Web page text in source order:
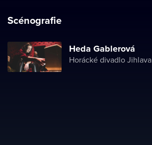
Scénografie
Heda Gablerová
Horácké divadlo Jihlava